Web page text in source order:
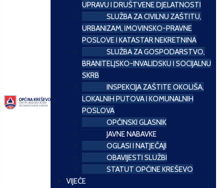
UPRAVU I DRUŠTVENE DJELATNOSTI
SLUŽBA ZA CIVILNU ZAŠTITU,
URBANIZAM, IMOVINSKO-PRAVNE
POSLOVE I KATASTAR NEKRETNINA
SLUŽBA ZA GOSPODARSTVO,
BRANITELJSKO-INVALIDSKU I SOCIJALNU
SKRB
INSPEKCIJA ZAŠTITE OKOLIŠA,
LOKALNIH PUTOVA I KOMUNALNIH
POSLOVA
OPĆINSKI GLASNIK
JAVNE NABAVKE
OGLASI I NATJEČAJI
OBAVIJESTI SLUŽBI
STATUT OPĆINE KREŠEVO
VIJEĆE